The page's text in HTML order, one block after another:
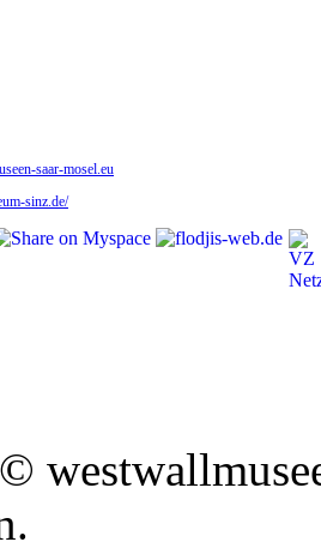
saar-mosel.eu
sinz.de/